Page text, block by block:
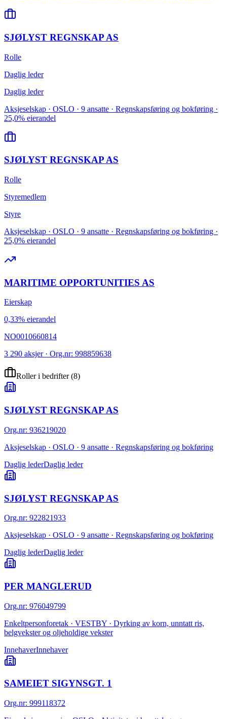
SJØLYST REGNSKAP AS
Rolle
Daglig leder
Daglig leder
Aksjeselskap · OSLO · 9 ansatte · Regnskapsføring og bokføring ·
25,0% eierandel
SJØLYST REGNSKAP AS
Rolle
Styremedlem
Styre
Aksjeselskap · OSLO · 9 ansatte · Regnskapsføring og bokføring ·
25,0% eierandel
MARITIME OPPORTUNITIES AS
Eierskap
0,33% eierandel
NO0010660814
3 290 aksjer · Org.nr: 998859638
Roller i bedrifter(8)
SJØLYST REGNSKAP AS
Org.nr: 936219020
Aksjeselskap · OSLO · 9 ansatte · Regnskapsføring og bokføring
Daglig lederDaglig leder
SJØLYST REGNSKAP AS
Org.nr: 922821933
Aksjeselskap · OSLO · 9 ansatte · Regnskapsføring og bokføring
Daglig lederDaglig leder
PER MANGLERUD
Org.nr: 976049799
Enkeltpersonforetak · VESTBY · Dyrking av korn, unntatt ris,
belgvekster og oljeholdige vekster
InnehaverInnehaver
SAMEIET SIGYNSGT. 1
Org.nr: 999118372